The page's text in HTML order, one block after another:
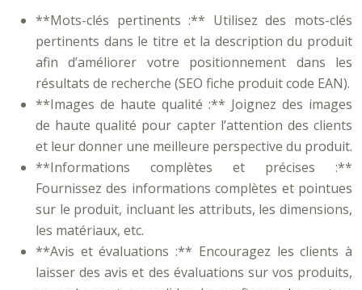
**Mots-clés pertinents :** Utilisez des mots-clés
pertinents dans le titre et la description du produit
afin d’améliorer votre positionnement dans les
résultats de recherche (SEO fiche produit code EAN).
**Images de haute qualité :** Joignez des images
de haute qualité pour capter l’attention des clients
et leur donner une meilleure perspective du produit.
**Informations complètes et précises :**
Fournissez des informations complètes et pointues
sur le produit, incluant les attributs, les dimensions,
les matériaux, etc.
**Avis et évaluations :** Encouragez les clients à
laisser des avis et des évaluations sur vos produits,